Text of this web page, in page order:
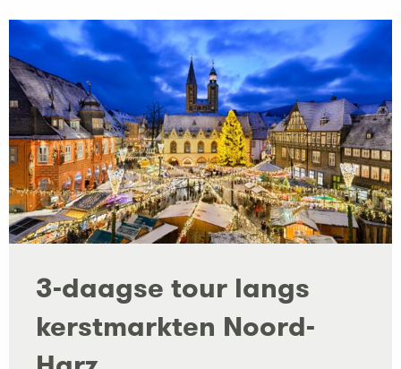
3-daagse tour langs
kerstmarkten Noord-